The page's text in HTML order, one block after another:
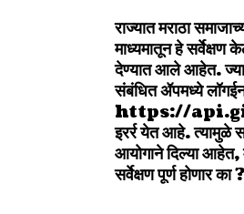
राज्यात मराठा
माध्यमातून हे
देण्यात आले आहेत.
संबंधित ॲपमध्ये
https://
इरर्र येत आहे. त्यामुळे
आयोगाने दिल्या
सर्वेक्षण पूर्ण होणार